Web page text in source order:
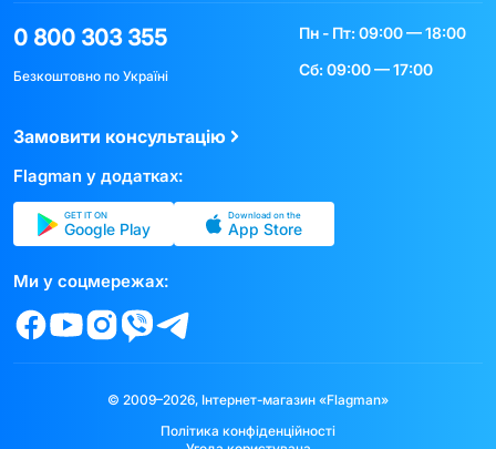
0 800 303 355
Безкоштовно по Україні
Пн - Пт: 09:00 — 18:00
Сб: 09:00 — 17:00
Замовити консультацію
Flagman у додатках:
GET IT ON
Google Play
Download on the
App Store
Ми у соцмережах:
© 2009–2026, Інтернет-магазин «Flagman»
Політика конфіденційності